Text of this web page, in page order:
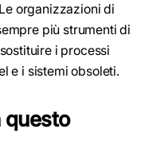
organizzazioni di
più strumenti di
i processi
e i sistemi obsoleti.
questo